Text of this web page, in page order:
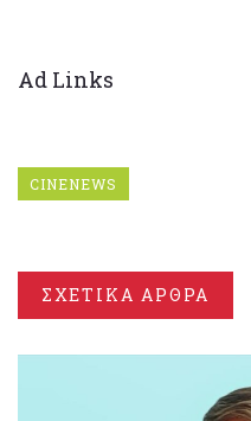
Ad Links
CINENEWS
ΣΧΕΤΙΚΑ ΑΡΘΡΑ